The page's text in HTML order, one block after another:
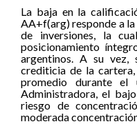
La baja en la
AA+f(arg) responde a
de inversiones, la
posicionamiento
argentinos. A su vez,
crediticia de la
promedio durante
Administradora, el
riesgo de
moderada